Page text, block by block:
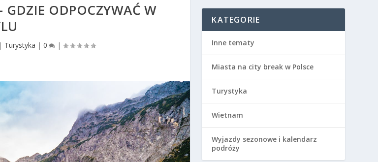
GDZIE ODPOCZYWAĆ W
| Turystyka |0 |
KATEGORIE
Inne tematy
Miasta na city break w Polsce
Turystyka
Wietnam
Wyjazdy sezonowe i kalendarz
podróży